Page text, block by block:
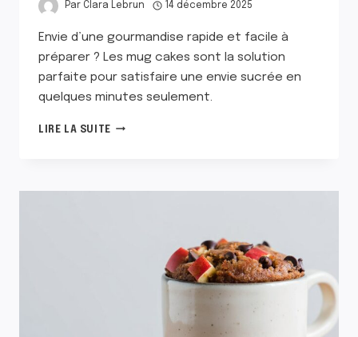
Par Clara Lebrun 14 décembre 2025
Envie d’une gourmandise rapide et facile à
préparer ? Les mug cakes sont la solution
parfaite pour satisfaire une envie sucrée en
quelques minutes seulement.
LIRE LA SUITETOP
IDÉES